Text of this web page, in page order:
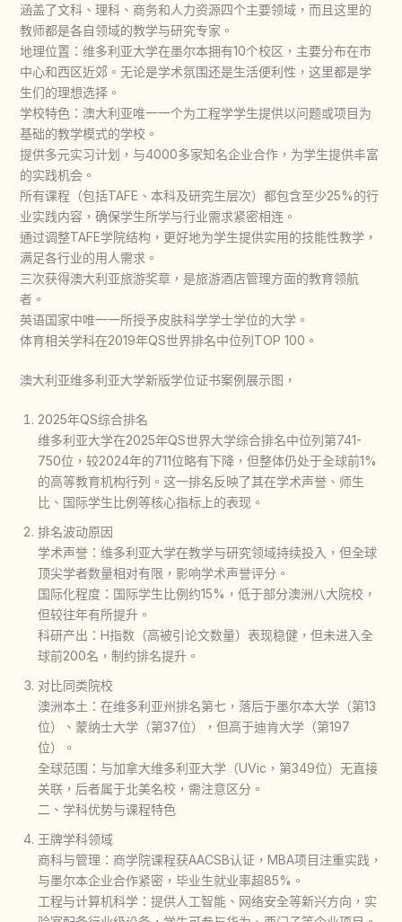
涵盖了文科、理科、商务和人力资源四个主要领域，而且这里的
教师都是各自领域的教学与研究专家。
地理位置：维多利亚大学在墨尔本拥有10个校区，主要分布在市
中心和西区近郊。无论是学术氛围还是生活便利性，这里都是学
生们的理想选择。
学校特色：澳大利亚唯一一个为工程学学生提供以问题或项目为
基础的教学模式的学校。
提供多元实习计划，与4000多家知名企业合作，为学生提供丰富
的实践机会。
所有课程（包括TAFE、本科及研究生层次）都包含至少25%的行
业实践内容，确保学生所学与行业需求紧密相连。
通过调整TAFE学院结构，更好地为学生提供实用的技能性教学，
满足各行业的用人需求。
三次获得澳大利亚旅游奖章，是旅游酒店管理方面的教育领航
者。
英语国家中唯一一所授予皮肤科学学士学位的大学。
体育相关学科在2019年QS世界排名中位列TOP 100。
澳大利亚维多利亚大学新版学位证书案例展示图，
2025年QS综合排名
维多利亚大学在2025年QS世界大学综合排名中位列第741-
750位，较2024年的711位略有下降，但整体仍处于全球前1%
的高等教育机构行列。这一排名反映了其在学术声誉、师生
比、国际学生比例等核心指标上的表现。
排名波动原因
学术声誉：维多利亚大学在教学与研究领域持续投入，但全球
顶尖学者数量相对有限，影响学术声誉评分。
国际化程度：国际学生比例约15%，低于部分澳洲八大院校，
但较往年有所提升。
科研产出：H指数（高被引论文数量）表现稳健，但未进入全
球前200名，制约排名提升。
对比同类院校
澳洲本土：在维多利亚州排名第七，落后于墨尔本大学（第13
位）、蒙纳士大学（第37位），但高于迪肯大学（第197
位）。
全球范围：与加拿大维多利亚大学（UVic，第349位）无直接
关联，后者属于北美名校，需注意区分。
二、学科优势与课程特色
王牌学科领域
商科与管理：商学院课程获AACSB认证，MBA项目注重实践，
与墨尔本企业合作紧密，毕业生就业率超85%。
工程与计算机科学：提供人工智能、网络安全等新兴方向，实